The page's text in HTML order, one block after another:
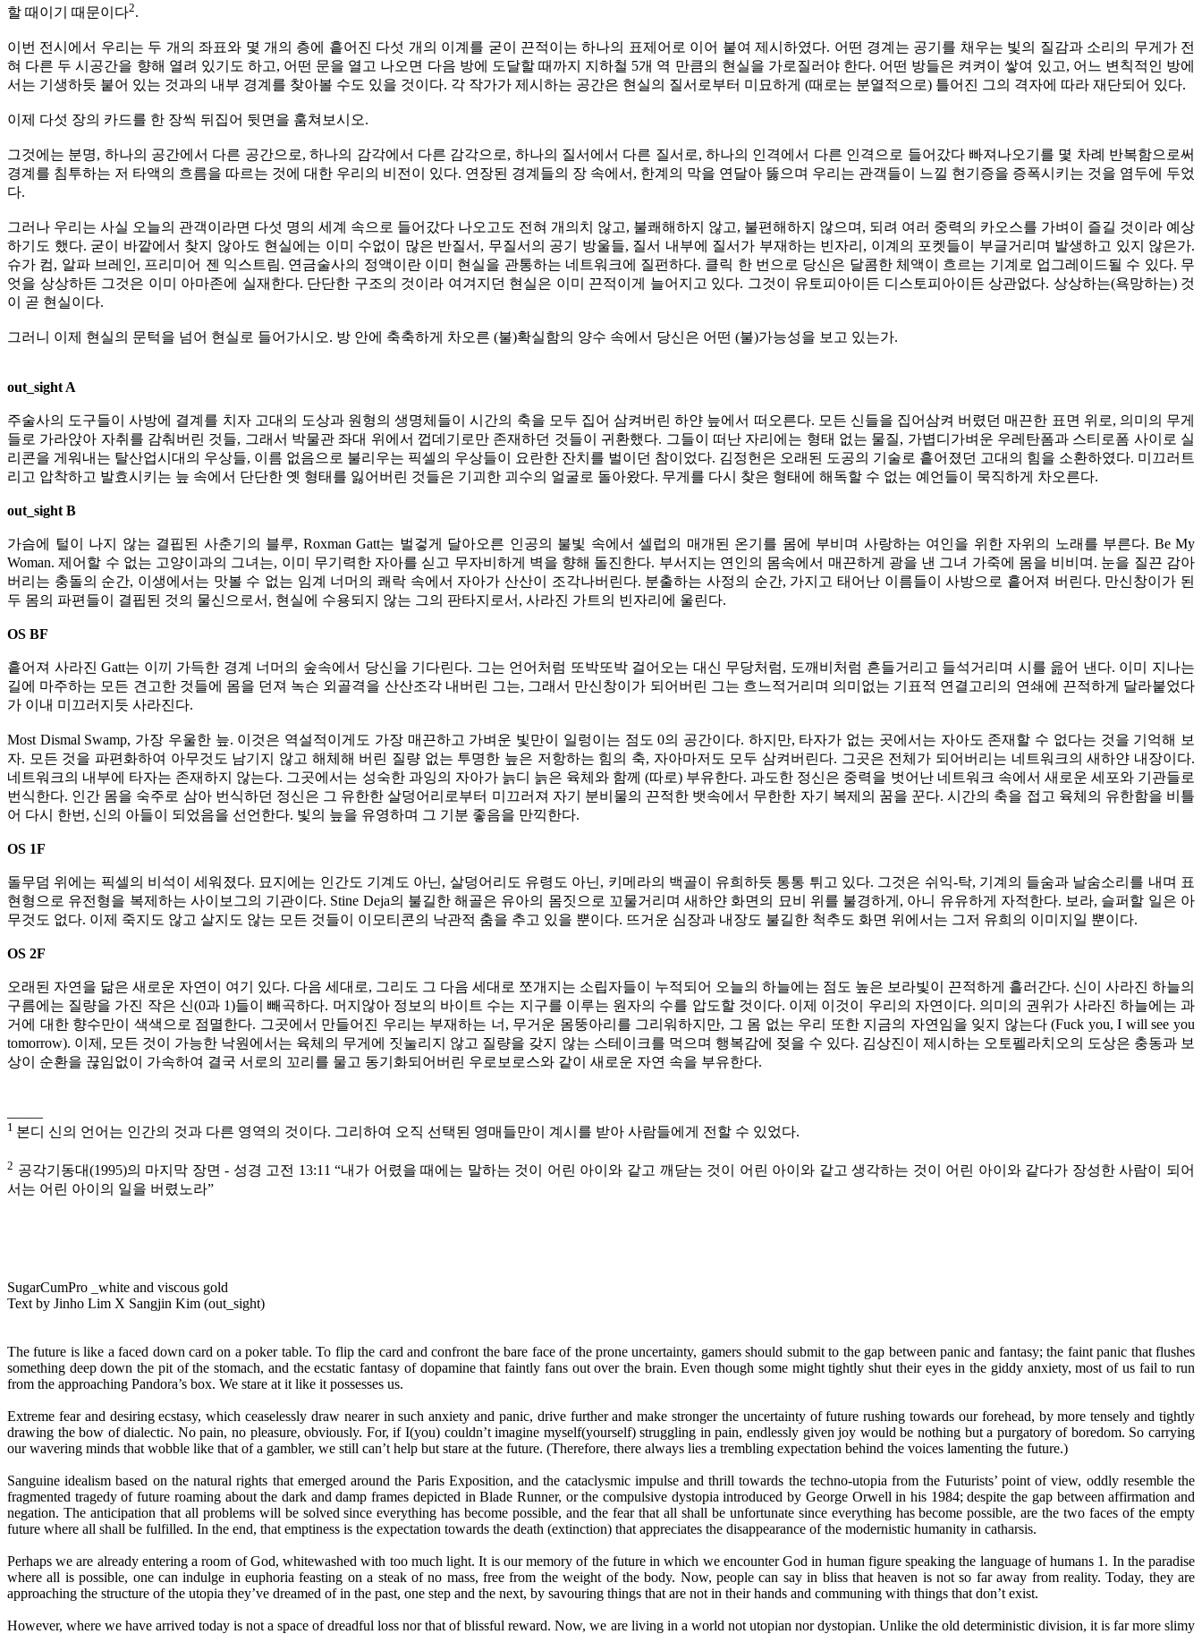
할 때이기 때문이다​​2.
이번 전시에서 우리는 두 개의 좌표와 몇 개의 층에 흩어진 다섯 개의 이계를 굳이 끈적이는 하나의 표제어로 이어 붙여 제시하였다. 어떤 경계는 공기를 채우는 빛의 질감과 소리의 무게가 전
혀 다른 두 시공간을 향해 열려 있기도 하고, 어떤 문을 열고 나오면 다음 방에 도달할 때까지 지하철 5개 역 만큼의 현실을 가로질러야 한다. 어떤 방들은 켜켜이 쌓여 있고, 어느 변칙적인 방에
서는 기생하듯 붙어 있는 것과의 내부 경계를 찾아볼 수도 있을 것이다. 각 작가가 제시하는 공간은 현실의 질서로부터 미묘하게 (때로는 분열적으로) 틀어진 그의 격자에 따라 재단되어 있다.
이제 다섯 장의 카드를 한 장씩 뒤집어 뒷면을 훔쳐보시오.
그것에는 분명, 하나의 공간에서 다른 공간으로, 하나의 감각에서 다른 감각으로, 하나의 질서에서 다른 질서로, 하나의 인격에서 다른 인격으로 들어갔다 빠져나오기를 몇 차례 반복함으로써
경계를 침투하는 저 타액의 흐름을 따르는 것에 대한 우리의 비전이 있다. 연장된 경계들의 장 속에서, 한계의 막을 연달아 뚫으며 우리는 관객들이 느낄 현기증을 증폭시키는 것을 염두에 두었
다.
그러나 우리는 사실 오늘의 관객이라면 다섯 명의 세계 속으로 들어갔다 나오고도 전혀 개의치 않고, 불쾌해하지 않고, 불편해하지 않으며, 되려 여러 중력의 카오스를 가벼이 즐길 것이라 예상
하기도 했다. 굳이 바깥에서 찾지 않아도 현실에는 이미 수없이 많은 반질서, 무질서의 공기 방울들, 질서 내부에 질서가 부재하는 빈자리, 이계의 포켓들이 부글거리며 발생하고 있지 않은가.
슈가 컴, 알파 브레인, 프리미어 젠 익스트림. 연금술사의 정액이란 이미 현실을 관통하는 네트워크에 질펀하다. 클릭 한 번으로 당신은 달콤한 체액이 흐르는 기계로 업그레이드될 수 있다. 무
엇을 상상하든 그것은 이미 아마존에 실재한다. 단단한 구조의 것이라 여겨지던 현실은 이미 끈적이게 늘어지고 있다. 그것이 유토피아이든 디스토피아이든 상관없다. 상상하는(욕망하는) 것
이 곧 현실이다.
그러니 이제 현실의 문턱을 넘어 현실로 들어가시오. 방 안에 축축하게 차오른 (불)확실함의 양수 속에서 당신은 어떤 (불)가능성을 보고 있는가.
out_sight A
주술사의 도구들이 사방에 결계를 치자 고대의 도상과 원형의 생명체들이 시간의 축을 모두 집어 삼켜버린 하얀 늪에서 떠오른다. 모든 신들을 집어삼켜 버렸던 매끈한 표면 위로, 의미의 무게
들로 가라앉아 자취를 감춰버린 것들, 그래서 박물관 좌대 위에서 껍데기로만 존재하던 것들이 귀환했다. 그들이 떠난 자리에는 형태 없는 물질, 가볍디가벼운 우레탄폼과 스티로폼 사이로 실
리콘을 게워내는 탈산업시대의 우상들, 이름 없음으로 불리우는 픽셀의 우상들이 요란한 잔치를 벌이던 참이었다. 김정헌은 오래된 도공의 기술로 흩어졌던 고대의 힘을 소환하였다. 미끄러트
리고 압착하고 발효시키는 늪 속에서 단단한 옛 형태를 잃어버린 것들은 기괴한 괴수의 얼굴로 돌아왔다. 무게를 다시 찾은 형태에 해독할 수 없는 예언들이 묵직하게 차오른다.
out_sight B
가슴에 털이 나지 않는 결핍된 사춘기의 블루, Roxman Gatt는 벌겋게 달아오른 인공의 불빛 속에서 셀럽의 매개된 온기를 몸에 부비며 사랑하는 여인을 위한 자위의 노래를 부른다. Be My
Woman. 제어할 수 없는 고양이과의 그녀는, 이미 무기력한 자아를 싣고 무자비하게 벽을 향해 돌진한다. 부서지는 연인의 몸속에서 매끈하게 광을 낸 그녀 가죽에 몸을 비비며. 눈을 질끈 감아
버리는 충돌의 순간, 이생에서는 맛볼 수 없는 임계 너머의 쾌락 속에서 자아가 산산이 조각나버린다. 분출하는 사정의 순간, 가지고 태어난 이름들이 사방으로 흩어져 버린다. 만신창이가 된
두 몸의 파편들이 결핍된 것의 물신으로서, 현실에 수용되지 않는 그의 판타지로서, 사라진 가트의 빈자리에 울린다.
OS BF
흩어져 사라진 Gatt는 이끼 가득한 경계 너머의 숲속에서 당신을 기다린다. 그는 언어처럼 또박또박 걸어오는 대신 무당처럼, 도깨비처럼 흔들거리고 들석거리며 시를 읊어 낸다. 이미 지나는
길에 마주하는 모든 견고한 것들에 몸을 던져 녹슨 외골격을 산산조각 내버린 그는, 그래서 만신창이가 되어버린 그는 흐느적거리며 의미없는 기표적 연결고리의 연쇄에 끈적하게 달라붙었다
가 이내 미끄러지듯 사라진다.
Most Dismal Swamp, 가장 우울한 늪. 이것은 역설적이게도 가장 매끈하고 가벼운 빛만이 일렁이는 점도 0의 공간이다. 하지만, 타자가 없는 곳에서는 자아도 존재할 수 없다는 것을 기억해 보
자. 모든 것을 파편화하여 아무것도 남기지 않고 해체해 버린 질량 없는 투명한 늪은 저항하는 힘의 축, 자아마저도 모두 삼켜버린다. 그곳은 전체가 되어버리는 네트워크의 새하얀 내장이다.
네트워크의 내부에 타자는 존재하지 않는다. 그곳에서는 성숙한 과잉의 자아가 늙디 늙은 육체와 함께 (따로) 부유한다. 과도한 정신은 중력을 벗어난 네트워크 속에서 새로운 세포와 기관들로
번식한다. 인간 몸을 숙주로 삼아 번식하던 정신은 그 유한한 살덩어리로부터 미끄러져 자기 분비물의 끈적한 뱃속에서 무한한 자기 복제의 꿈을 꾼다. 시간의 축을 접고 육체의 유한함을 비틀
어 다시 한번, 신의 아들이 되었음을 선언한다. 빛의 늪을 유영하며 그 기분 좋음을 만끽한다.
OS 1F
돌무덤 위에는 픽셀의 비석이 세워졌다. 묘지에는 인간도 기계도 아닌, 살덩어리도 유령도 아닌, 키메라의 백골이 유희하듯 통통 튀고 있다. 그것은 쉬익-탁, 기계의 들숨과 날숨소리를 내며 표
현형으로 유전형을 복제하는 사이보그의 기관이다. Stine Deja의 불길한 해골은 유아의 몸짓으로 꼬물거리며 새하얀 화면의 묘비 위를 불경하게, 아니 유유하게 자적한다. 보라, 슬퍼할 일은 아
무것도 없다. 이제 죽지도 않고 살지도 않는 모든 것들이 이모티콘의 낙관적 춤을 추고 있을 뿐이다. 뜨거운 심장과 내장도 불길한 척추도 화면 위에서는 그저 유희의 이미지일 뿐이다.
OS 2F
오래된 자연을 닮은 새로운 자연이 여기 있다. 다음 세대로, 그리도 그 다음 세대로 쪼개지는 소립자들이 누적되어 오늘의 하늘에는 점도 높은 보라빛이 끈적하게 흘러간다. 신이 사라진 하늘의
구름에는 질량을 가진 작은 신(0과 1)들이 빼곡하다. 머지않아 정보의 바이트 수는 지구를 이루는 원자의 수를 압도할 것이다. 이제 이것이 우리의 자연이다. 의미의 권위가 사라진 하늘에는 과
거에 대한 향수만이 색색으로 점멸한다. 그곳에서 만들어진 우리는 부재하는 너, 무거운 몸뚱아리를 그리워하지만, 그 몸 없는 우리 또한 지금의 자연임을 잊지 않는다 (Fuck you, I will see you
tomorrow). 이제, 모든 것이 가능한 낙원에서는 육체의 무게에 짓눌리지 않고 질량을 갖지 않는 스테이크를 먹으며 행복감에 젖을 수 있다. 김상진이 제시하는 오토펠라치오의 도상은 충동과 보
상이 순환을 끊임없이 가속하여 결국 서로의 꼬리를 물고 동기화되어버린 우로보로스와 같이 새로운 자연 속을 부유한다.
​1 본디 신의 언어는 인간의 것과 다른 영역의 것이다. 그리하여 오직 선택된 영매들만이 계시를 받아 사람들에게 전할 수 있었다.
​2 공각기동대(1995)의 마지막 장면 - 성경 고전 13:11 “내가 어렸을 때에는 말하는 것이 어린 아이와 같고 깨닫는 것이 어린 아이와 같고 생각하는 것이 어린 아이와 같다가 장성한 사람이 되어
서는 어린 아이의 일을 버렸노라”
SugarCumPro _white and viscous gold
Text by Jinho Lim X Sangjin Kim (out_sight)
The future is like a faced down card on a poker table. To flip the card and confront the bare face of the prone uncertainty, gamers should submit to the gap between panic and fantasy; the faint panic that flushes
something deep down the pit of the stomach, and the ecstatic fantasy of dopamine that faintly fans out over the brain. Even though some might tightly shut their eyes in the giddy anxiety, most of us fail to run
from the approaching Pandora’s box. We stare at it like it possesses us.
Extreme fear and desiring ecstasy, which ceaselessly draw nearer in such anxiety and panic, drive further and make stronger the uncertainty of future rushing towards our forehead, by more tensely and tightly
drawing the bow of dialectic. No pain, no pleasure, obviously. For, if I(you) couldn’t imagine myself(yourself) struggling in pain, endlessly given joy would be nothing but a purgatory of boredom. So carrying
our wavering minds that wobble like that of a gambler, we still can’t help but stare at the future. (Therefore, there always lies a trembling expectation behind the voices lamenting the future.)
Sanguine idealism based on the natural rights that emerged around the Paris Exposition, and the cataclysmic impulse and thrill towards the techno-utopia from the Futurists’ point of view, oddly resemble the
fragmented tragedy of future roaming about the dark and damp frames depicted in Blade Runner, or the compulsive dystopia introduced by George Orwell in his 1984; despite the gap between affirmation and
negation. The anticipation that all problems will be solved since everything has become possible, and the fear that all shall be unfortunate since everything has become possible, are the two faces of the empty
future where all shall be fulfilled. In the end, that emptiness is the expectation towards the death (extinction) that appreciates the disappearance of the modernistic humanity in catharsis.
Perhaps we are already entering a room of God, whitewashed with too much light. It is our memory of the future in which we encounter God in human figure speaking the language of humans 1. In the paradise
where all is possible, one can indulge in euphoria feasting on a steak of no mass, free from the weight of the body. Now, people can say in bliss that heaven is not so far away from reality. Today, they are
approaching the structure of the utopia they’ve dreamed of in the past, one step and the next, by savouring things that are not in their hands and communing with things that don’t exist.
However, where we have arrived today is not a space of dreadful loss nor that of blissful reward. Now, we are living in a world not utopian nor dystopian. Unlike the old deterministic division, it is far more slimy